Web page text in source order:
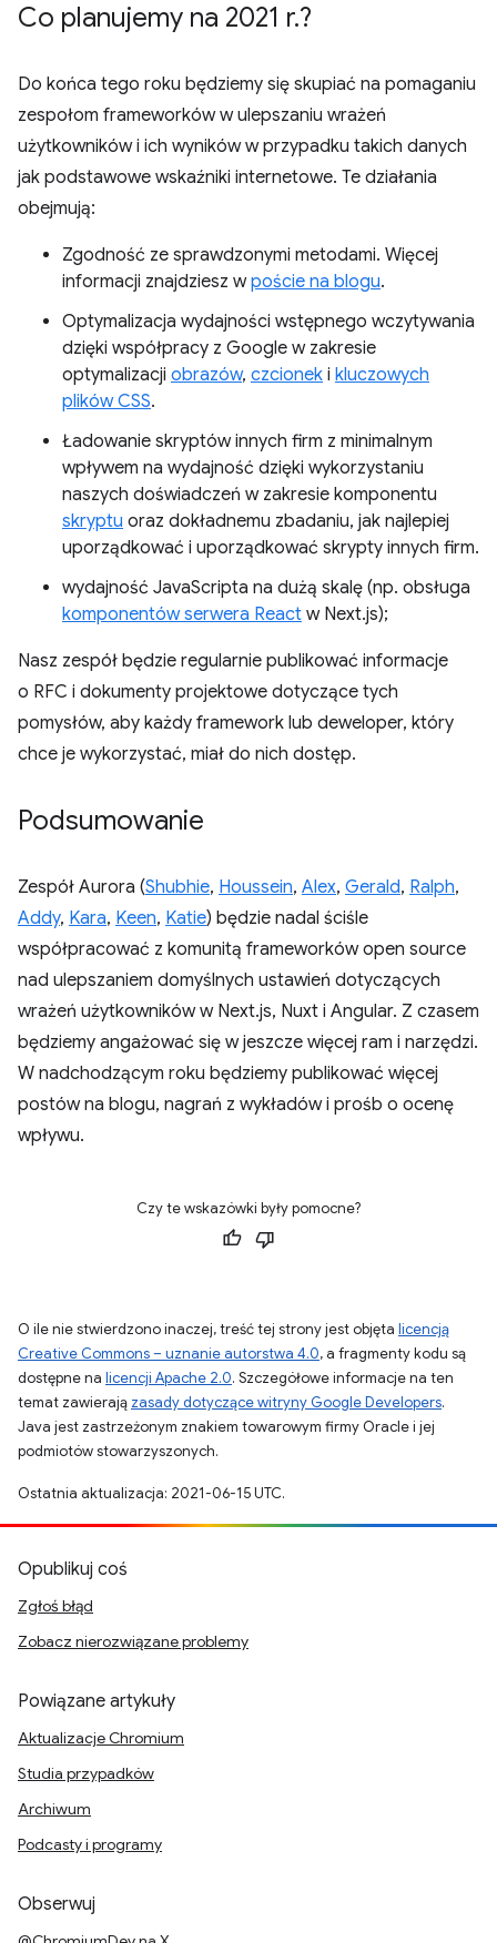
Co planujemy na 2021 r.?
Do końca tego roku będziemy się skupiać na pomaganiu
zespołom frameworków w ulepszaniu wrażeń
użytkowników i ich wyników w przypadku takich danych
jak podstawowe wskaźniki internetowe. Te działania
obejmują:
Zgodność ze sprawdzonymi metodami. Więcej
informacji znajdziesz wpoście na blogu.
Optymalizacja wydajności wstępnego wczytywania
dzięki współpracy z Google w zakresie
optymalizacji obrazów, czcionek i kluczowych
plików CSS.
Ładowanie skryptów innych firm z minimalnym
wpływem na wydajność dzięki wykorzystaniu
naszych doświadczeń w zakresie komponentu
skryptu oraz dokładnemu zbadaniu, jak najlepiej
uporządkować i uporządkować skrypty innych firm.
wydajność JavaScripta na dużą skalę (np. obsługa
komponentów serwera React w Next.js);
Nasz zespół będzie regularnie publikować informacje
o RFC i dokumenty projektowe dotyczące tych
pomysłów, aby każdy framework lub deweloper, który
chce je wykorzystać, miał do nich dostęp.
Podsumowanie
Zespół Aurora (Shubhie, Houssein, Alex, Gerald, Ralph,
Addy, Kara, Keen, Katie) będzie nadal ściśle
współpracować z komunitą frameworków open source
nad ulepszaniem domyślnych ustawień dotyczących
wrażeń użytkowników w Next.js, Nuxt i Angular. Z czasem
będziemy angażować się w jeszcze więcej ram i narzędzi.
W nadchodzącym roku będziemy publikować więcej
postów na blogu, nagrań z wykładów i prośb o ocenę
wpływu.
Czy te wskazówki były pomocne?
O ile nie stwierdzono inaczej, treść tej strony jest objęta licencją
Creative Commons – uznanie autorstwa 4.0, a fragmenty kodu są
dostępne na licencji Apache 2.0. Szczegółowe informacje na ten
temat zawierają zasady dotyczące witryny Google Developers.
Java jest zastrzeżonym znakiem towarowym firmy Oracle i jej
podmiotów stowarzyszonych.
Ostatnia aktualizacja: 2021-06-15 UTC.
Opublikuj coś
Zgłoś błąd
Zobacz nierozwiązane problemy
Powiązane artykuły
Aktualizacje Chromium
Studia przypadków
Archiwum
Podcasty i programy
Obserwuj